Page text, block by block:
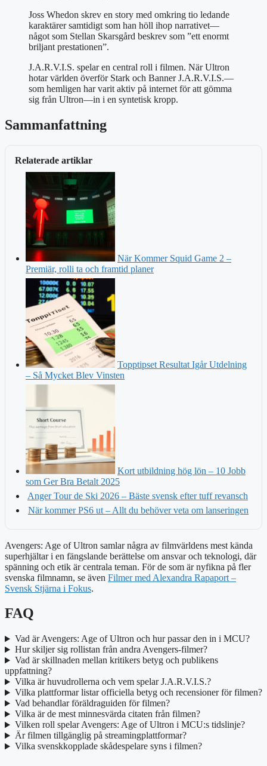
Joss Whedon skrev en story med omkring tio ledande
karaktärer samtidigt som han höll ihop narrativet—
något som Stellan Skarsgård beskrev som ”ett enormt
briljant prestationen”.
J.A.R.V.I.S. spelar en central roll i filmen. När Ultron
hotar världen överför Stark och Banner J.A.R.V.I.S.—
som hemligen har varit aktiv på internet för att gömma
sig från Ultron—in i en syntetisk kropp.
Sammanfattning
Relaterade artiklar
När Kommer Squid Game 2 –
Premiär, rolli ta och framtid planer
Topptipset Resultat Igår Utdelning
– Så Mycket Blev Vinsten
Kort utbildning hög lön – 10 Jobb
som Ger Bra Betalt 2025
Anger Tour de Ski 2026 – Bäste svensk efter tuff revansch
När kommer PS6 ut – Allt du behöver veta om lanseringen
Avengers: Age of Ultron samlar några av filmvärldens mest kända
superhjältar i en fängslande berättelse om ansvar och teknologi, där
spänning och etik är centrala teman. För de som är nyfikna på fler
svenska filmnamn, se även Filmer med Alexandra Rapaport –
Svensk Stjärna i Fokus.
FAQ
Vad är Avengers: Age of Ultron och hur passar den in i MCU?
Hur skiljer sig rollistan från andra Avengers-filmer?
Vad är skillnaden mellan kritikers betyg och publikens
uppfattning?
Vilka är huvudrollerna och vem spelar J.A.R.V.I.S.?
Vilka plattformar listar officiella betyg och recensioner för filmen?
Vad behandlar föräldraguiden för filmen?
Vilka är de mest minnesvärda citaten från filmen?
Vilken roll spelar Avengers: Age of Ultron i MCU:s tidslinje?
Är filmen tillgänglig på streamingplattformar?
Vilka svenskkopplade skådespelare syns i filmen?